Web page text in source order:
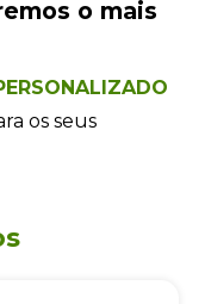
o mais
os seus